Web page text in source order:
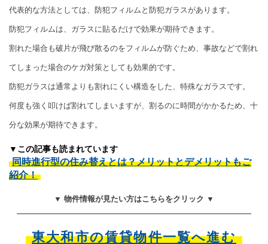
代表的な方法としては、防犯フィルムと防犯ガラスがあります。
防犯フィルムは、ガラスに貼るだけで効果が期待できます。
割れた場合も破片が飛び散るのをフィルムが防ぐため、事故などで割れ
てしまった場合のケガ対策としても効果的です。
防犯ガラスは通常よりも割れにくい構造をした、特殊なガラスです。
何度も強く叩けば割れてしまいますが、割るのに時間がかかるため、十
分な効果が期待できます。
▼この記事も読まれています
同時進行型の住み替えとは？メリットとデメリットもご
紹介！
▼ 物件情報が見たい方はこちらをクリック ▼
東大和市の賃貸物件一覧へ進む